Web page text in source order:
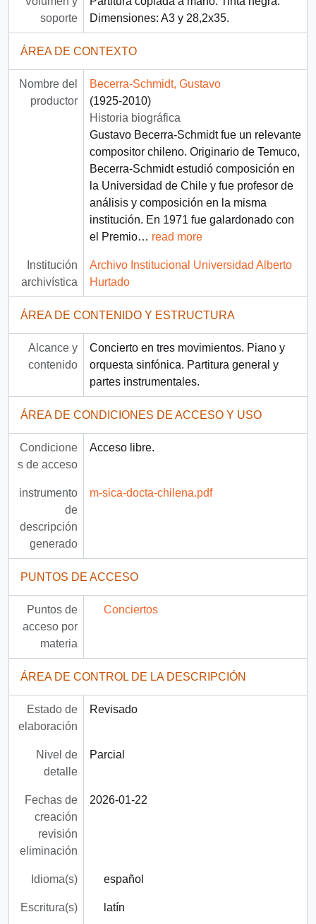
soporte
Dimensiones: A3 y 28,2x35.
ÁREA DE CONTEXTO
Nombre del
productor
Becerra-Schmidt, Gustavo
(1925-2010)
Historia biográfica
Gustavo Becerra-Schmidt fue un relevante
compositor chileno. Originario de Temuco,
Becerra-Schmidt estudió composición en
la Universidad de Chile y fue profesor de
análisis y composición en la misma
institución. En 1971 fue galardonado con
el Premio… read more
Institución
archivística
Archivo Institucional Universidad Alberto
Hurtado
ÁREA DE CONTENIDO Y ESTRUCTURA
Alcance y
contenido
Concierto en tres movimientos. Piano y
orquesta sinfónica. Partitura general y
partes instrumentales.
ÁREA DE CONDICIONES DE ACCESO Y USO
Condicione
s de acceso
Acceso libre.
instrumento
de
descripción
generado
m-sica-docta-chilena.pdf
PUNTOS DE ACCESO
Puntos de
acceso por
materia
Conciertos
ÁREA DE CONTROL DE LA DESCRIPCIÓN
Estado de
elaboración
Revisado
Nivel de
detalle
Parcial
Fechas de
creación
revisión
eliminación
2026-01-22
Idioma(s) español
Escritura(s) latín